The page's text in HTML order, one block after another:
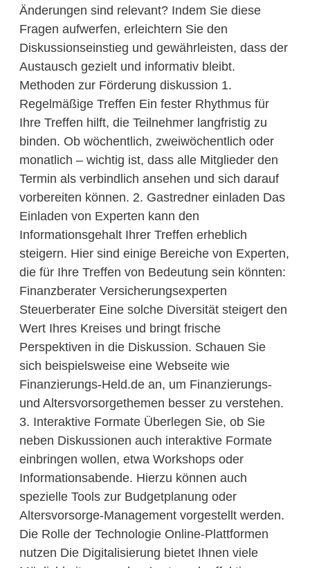
Änderungen sind relevant? Indem Sie diese
Fragen aufwerfen, erleichtern Sie den
Diskussionseinstieg und gewährleisten, dass der
Austausch gezielt und informativ bleibt.
Methoden zur Förderung diskussion 1.
Regelmäßige Treffen Ein fester Rhythmus für
Ihre Treffen hilft, die Teilnehmer langfristig zu
binden. Ob wöchentlich, zweiwöchentlich oder
monatlich – wichtig ist, dass alle Mitglieder den
Termin als verbindlich ansehen und sich darauf
vorbereiten können. 2. Gastredner einladen Das
Einladen von Experten kann den
Informationsgehalt Ihrer Treffen erheblich
steigern. Hier sind einige Bereiche von Experten,
die für Ihre Treffen von Bedeutung sein könnten:
Finanzberater Versicherungsexperten
Steuerberater Eine solche Diversität steigert den
Wert Ihres Kreises und bringt frische
Perspektiven in die Diskussion. Schauen Sie
sich beispielsweise eine Webseite wie
Finanzierungs-Held.de an, um Finanzierungs-
und Altersvorsorgethemen besser zu verstehen.
3. Interaktive Formate Überlegen Sie, ob Sie
neben Diskussionen auch interaktive Formate
einbringen wollen, etwa Workshops oder
Informationsabende. Hierzu können auch
spezielle Tools zur Budgetplanung oder
Altersvorsorge-Management vorgestellt werden.
Die Rolle der Technologie Online-Plattformen
nutzen Die Digitalisierung bietet Ihnen viele